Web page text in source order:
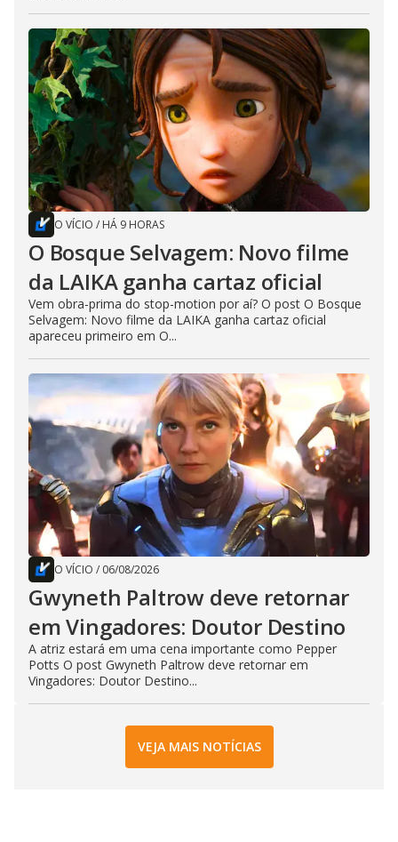
O VÍCIO / HÁ 9 HORAS
O Bosque Selvagem: Novo filme
da LAIKA ganha cartaz oficial
Vem obra-prima do stop-motion por aí? O post O Bosque
Selvagem: Novo filme da LAIKA ganha cartaz oficial
apareceu primeiro em O...
O VÍCIO / 06/08/2026
Gwyneth Paltrow deve retornar
em Vingadores: Doutor Destino
A atriz estará em uma cena importante como Pepper
Potts O post Gwyneth Paltrow deve retornar em
Vingadores: Doutor Destino...
VEJA MAIS NOTÍCIAS